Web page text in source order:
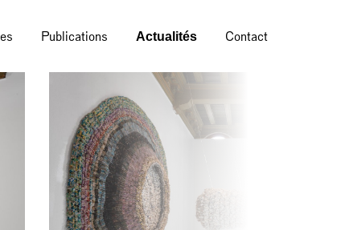
Publications Actualités Contact